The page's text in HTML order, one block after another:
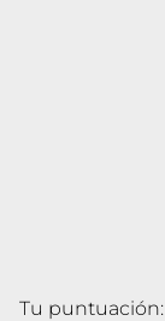
Tu puntuación: